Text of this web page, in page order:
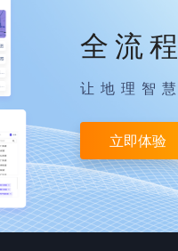
全流
让地理智
立即体验